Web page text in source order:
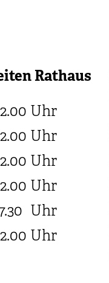
Rathaus
Uhr
Uhr
Uhr
Uhr
Uhr
Uhr